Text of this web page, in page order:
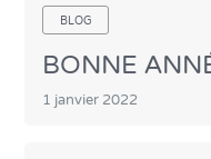
BLOG
BONNE
1 janvier 2022